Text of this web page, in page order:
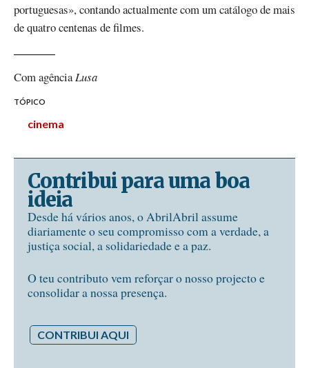
portuguesas», contando actualmente com um catálogo de mais
de quatro centenas de filmes.
Com agênciaLusa
TÓPICO
cinema
Contribui para uma boa
ideia
Desde há vários anos, o AbrilAbril assume
diariamente o seu compromisso com a verdade, a
justiça social, a solidariedade e a paz.
O teu contributo vem reforçar o nosso projecto e
consolidar a nossa presença.
CONTRIBUI AQUI